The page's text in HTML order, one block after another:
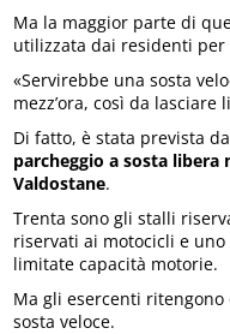
Ma la maggior parte di
utilizzata dai residenti per
«Servirebbe una sosta
mezz’ora, così da
Di fatto, è stata prevista
parcheggio a sosta libera
Valdostane.
Trenta sono gli stalli
riservati ai motocicli e
limitate capacità motorie.
Ma gli esercenti
sosta veloce.